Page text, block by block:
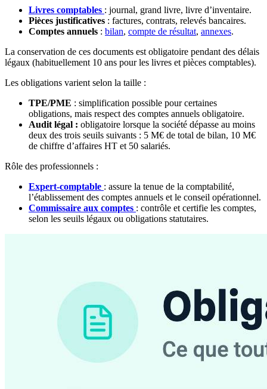
Livres comptables : journal, grand livre, livre d’inventaire.
Pièces justificatives : factures, contrats, relevés bancaires.
Comptes annuels : bilan, compte de résultat, annexes.
La conservation de ces documents est obligatoire pendant des délais
légaux (habituellement 10 ans pour les livres et pièces comptables).
Les obligations varient selon la taille :
TPE/PME : simplification possible pour certaines
obligations, mais respect des comptes annuels obligatoire.
Audit légal : obligatoire lorsque la société dépasse au moins
deux des trois seuils suivants : 5 M€ de total de bilan, 10 M€
de chiffre d’affaires HT et 50 salariés.
Rôle des professionnels :
Expert-comptable : assure la tenue de la comptabilité,
l’établissement des comptes annuels et le conseil opérationnel.
Commissaire aux comptes : contrôle et certifie les comptes,
selon les seuils légaux ou obligations statutaires.